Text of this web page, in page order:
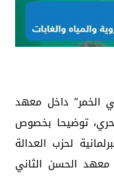
الخمر” داخل معهد
توضيحا بخصوص
لحزب العدالة
معهد الحسن الثاني